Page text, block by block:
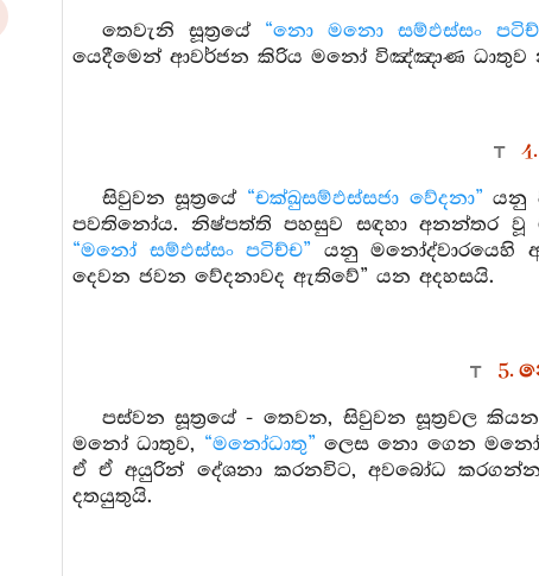
තෙවැනි සූත්‍රයේ “නො මනො සම්ඵස්සං
යෙදීමෙන් ආවර්ජන කිරිය මනෝ විඤ්ඤාණ ධාතුව
සිවුවන සූත්‍රයේ “චක්ඛුසම්ඵස්සජා වේදනා” යනු
පවතිනෝය. නිෂ්පත්ති පහසුව සඳහා අනන්තර වූ
“මනෝ සම්ඵස්සං පටිච්ච” යනු මනෝද්වාරයෙහි
දෙවන ජවන වේදනාවද ඇතිවේ” යන අදහසයි.
5.
පස්වන සූත්‍රයේ - තෙවන, සිවුවන සූත්‍රවල
මනෝ ධාතුව, “මනෝධාතු” ලෙස නො ගෙන මනෝ
ඒ ඒ අයුරින් දේශනා කරනවිට, අවබෝධ
දතයුතුයි.